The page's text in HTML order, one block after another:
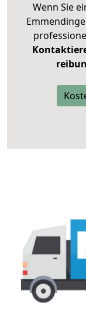
Wenn Sie